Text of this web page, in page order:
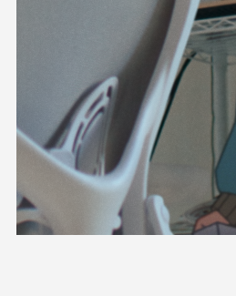
未成年の方々へのお願い
二次創作ガイドライン
よくある質問
サポーターガイドライン